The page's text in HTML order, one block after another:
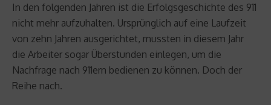
In den folgenden Jahren ist die Erfolgsgeschichte des 911
nicht mehr aufzuhalten. Ursprünglich auf eine Laufzeit
von zehn Jahren ausgerichtet, mussten in diesem Jahr
die Arbeiter sogar Überstunden einlegen, um die
Nachfrage nach 911ern bedienen zu können. Doch der
Reihe nach.